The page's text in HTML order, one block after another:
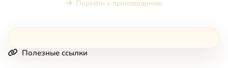
Перейти к произведению
Полезные ссылки